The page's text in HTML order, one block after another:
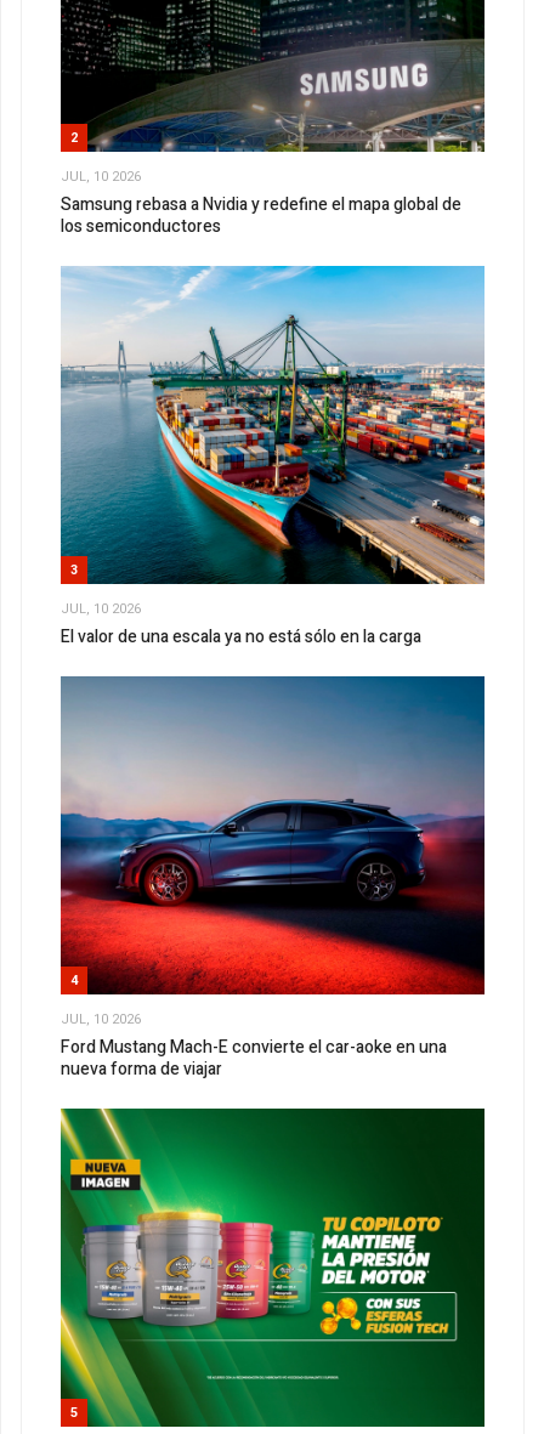
2
JUL, 10 2026
Samsung rebasa a Nvidia y redefine el mapa global de
los semiconductores
3
JUL, 10 2026
El valor de una escala ya no está sólo en la carga
4
JUL, 10 2026
Ford Mustang Mach-E convierte el car-aoke en una
nueva forma de viajar
5